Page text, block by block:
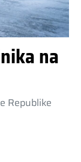
na
Republike